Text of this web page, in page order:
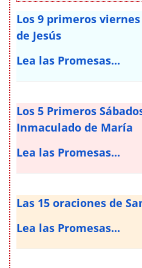
Los 9 primeros
de Jesús
Lea las Promesas...
Los 5 Primeros
Inmaculado de María
Lea las Promesas...
Las 15 oraciones de
Lea las Promesas...